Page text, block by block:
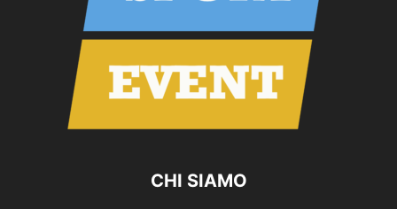
CHI SIAMO